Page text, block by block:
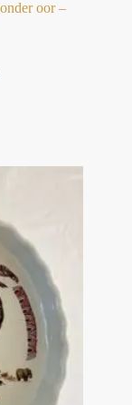
oor –